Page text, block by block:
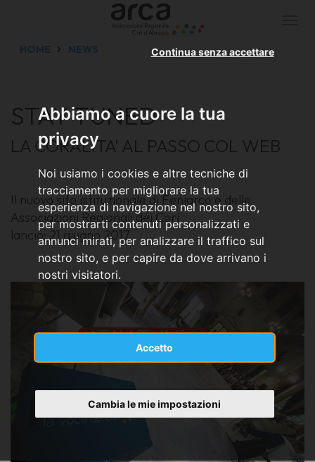
Abbiamo a cuore la tua
privacy
Noi usiamo i cookies e altre tecniche di
tracciamento per migliorare la tua
esperienza di navigazione nel nostro sito,
per mostrarti contenuti personalizzati e
annunci mirati, per analizzare il traffico sul
nostro sito, e per capire da dove arrivano i
nostri visitatori.
Accetto
Continua senza accettare
Cambia le mie impostazioni
HOME NEWS
STAY TUNED
LA CORALITA' AL PASSO COL WEB
Il nuovo sito istituzionale di Feniarco e delle
Associazioni Regionali dei Cori
lancio: 21 giugno 2017